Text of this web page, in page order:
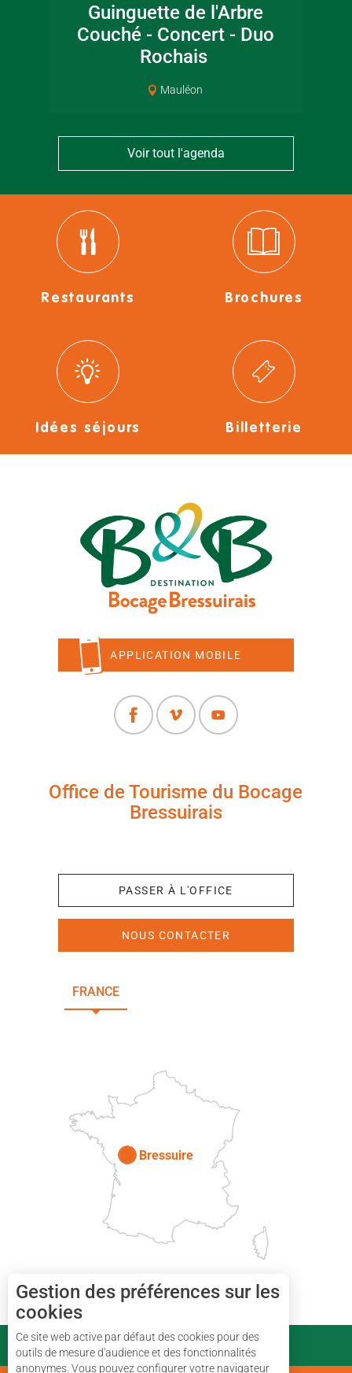
Guinguette de l'Arbre
Couché - Concert - Duo
Rochais
Mauléon
Voir tout l'agenda
Restaurants Brochures
Idées séjours Billetterie
APPLICATION MOBILE
Office de Tourisme du Bocage
Bressuirais
PASSER À L'OFFICE
NOUS CONTACTER
FRANCE
Bressuire
PARTENAIRES
Gestion des préférences sur les
cookies
Ce site web active par défaut des cookies pour des
outils de mesure d'audience et des fonctionnalités
anonymes. Vous pouvez configurer votre navigateur